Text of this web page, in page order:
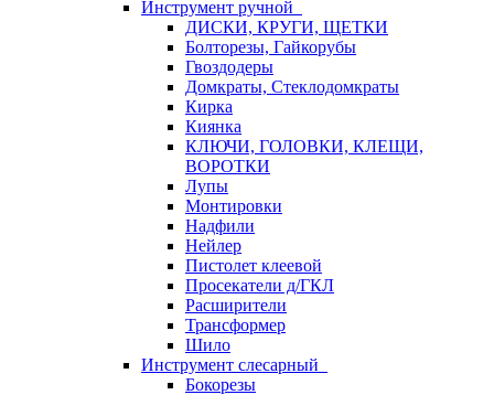
Инструмент ручной
ДИСКИ, КРУГИ, ЩЕТКИ
Болторезы, Гайкорубы
Гвоздодеры
Домкраты, Стеклодомкраты
Кирка
Киянка
КЛЮЧИ, ГОЛОВКИ, КЛЕЩИ,
ВОРОТКИ
Лупы
Монтировки
Надфили
Нейлер
Пистолет клеевой
Просекатели д/ГКЛ
Расширители
Трансформер
Шило
Инструмент слесарный
Бокорезы